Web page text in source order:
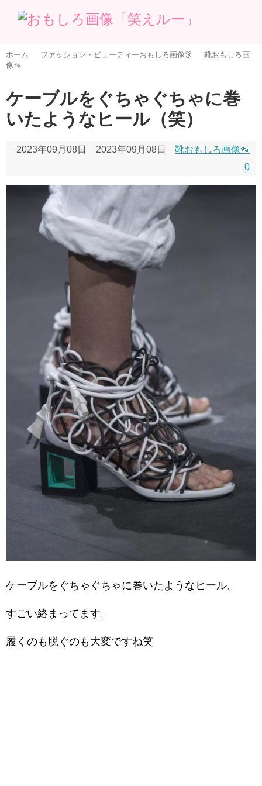
ホーム ファッション・ビューティーおもしろ画像👗
靴おもしろ画
像👡
ケーブルをぐちゃぐちゃに巻
いたようなヒール（笑）
2023年09月08日 2023年09月08日
靴おもしろ画像👡
0
ケーブルをぐちゃぐちゃに巻いたようなヒール。
すごい絡まってます。
履くのも脱ぐのも大変ですね笑